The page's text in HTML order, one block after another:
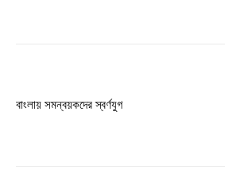
Praesent euismod ac
বাংলায় সমন্বয়কদের স্বর্ণযুগ